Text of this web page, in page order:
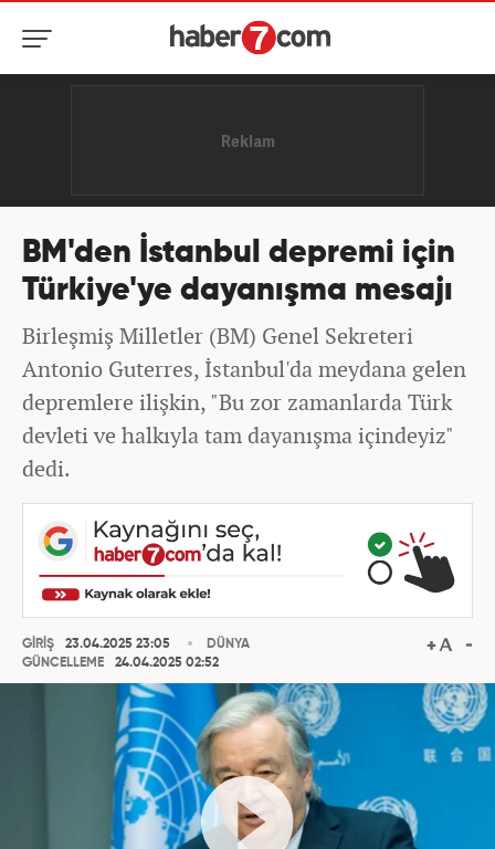
BM'den İstanbul depremi için
Türkiye'ye dayanışma mesajı
Birleşmiş Milletler (BM) Genel Sekreteri
Antonio Guterres, İstanbul'da meydana gelen
depremlere ilişkin, "Bu zor zamanlarda Türk
devleti ve halkıyla tam dayanışma içindeyiz"
dedi.
GİRİŞ
23.04.2025 23:05
GÜNCELLEME
24.04.2025 02:52
DÜNYA